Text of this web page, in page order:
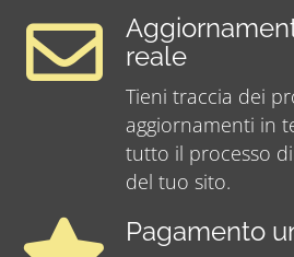
reale
Tieni traccia dei
aggiornamenti in
tutto il processo
del tuo sito.
Pagamento